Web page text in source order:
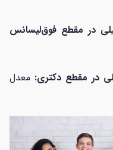
در مقطع فوق‌لیسانس
در مقطع دکتری: معدل